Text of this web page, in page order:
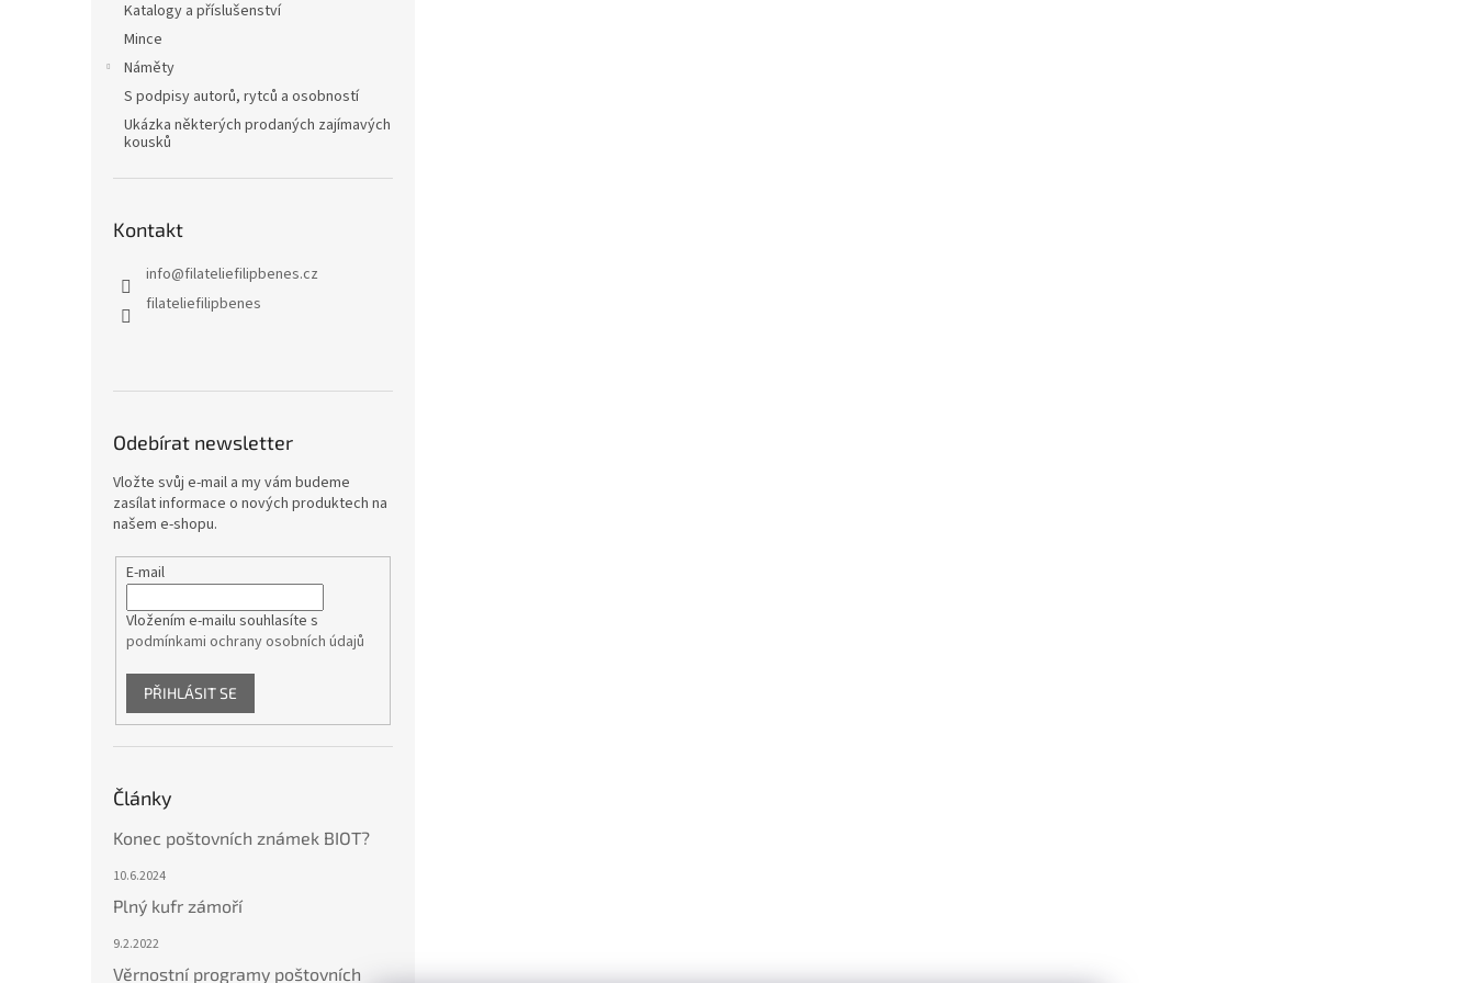
Katalogy a příslušenství
Mince
Náměty
S podpisy autorů, rytců a osobností
Ukázka některých prodaných zajímavých
kousků
Kontakt
info@filateliefilipbenes.cz
filateliefilipbenes
Odebírat newsletter
Vložte svůj e-mail a my vám budeme
zasílat informace o nových produktech na
našem e-shopu.
E-mail
Vložením e-mailu souhlasíte s
podmínkami ochrany osobních údajů
PŘIHLÁSIT SE
Články
Konec poštovních známek BIOT?
10.6.2024
Plný kufr zámoří
9.2.2022
Věrnostní programy poštovních